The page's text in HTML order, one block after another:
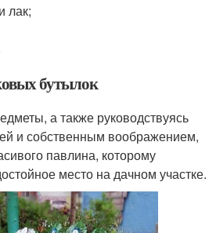
лак;
бутылок
а также руководствуясь
и собственным воображением,
павлина, которому
место на дачном участке.